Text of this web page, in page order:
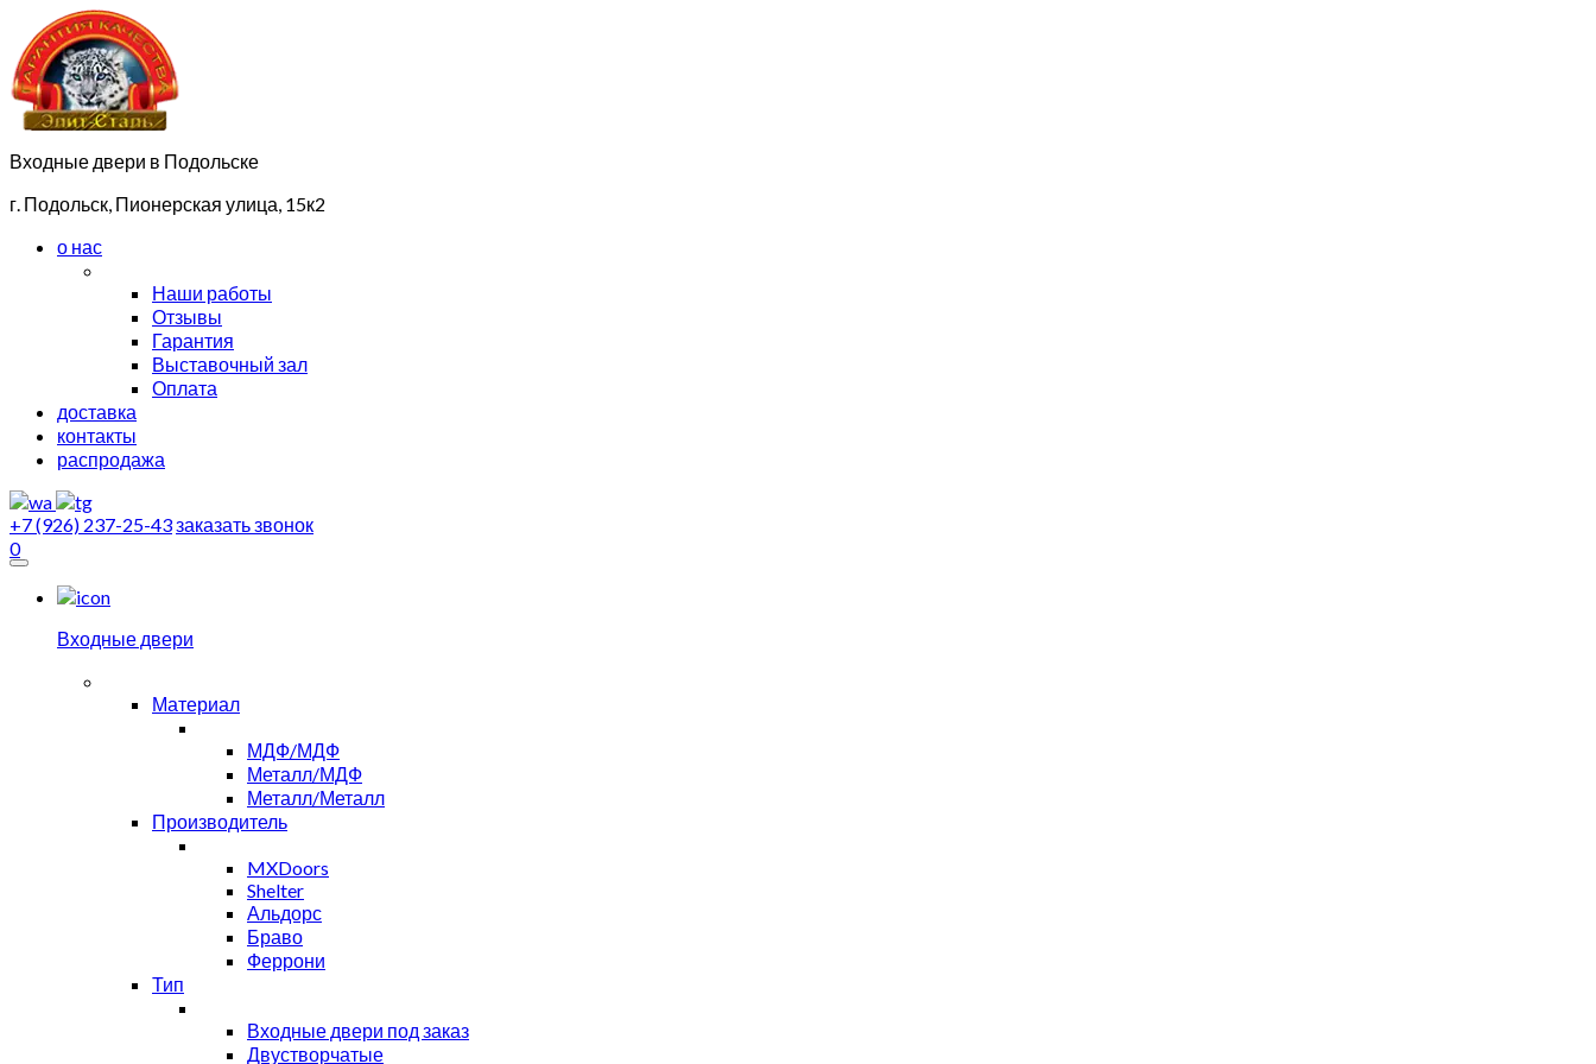
Входные двери в Подольске
г. Подольск, Пионерская улица, 15к2
о нас
Наши работы
Отзывы
Гарантия
Выставочный зал
Оплата
доставка
контакты
распродажа
+7 (926) 237-25-43заказать звонок
0
Входные двери
Материал
МДФ/МДФ
Металл/МДФ
Металл/Металл
Производитель
MXDoors
Shelter
Альдорс
Браво
Феррони
Тип
Входные двери под заказ
Двустворчатые